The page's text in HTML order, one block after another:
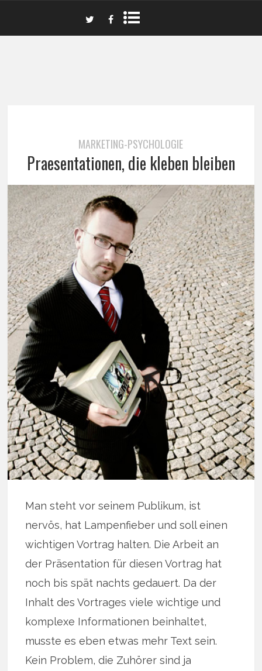
MARKETING-PSYCHOLOGIE
Praesentationen, die kleben bleiben
Man steht vor seinem Publikum, ist
nervös, hat Lampenfieber und soll einen
wichtigen Vortrag halten. Die Arbeit an
der Präsentation für diesen Vortrag hat
noch bis spät nachts gedauert. Da der
Inhalt des Vortrages viele wichtige und
komplexe Informationen beinhaltet,
musste es eben etwas mehr Text sein.
Kein Problem, die Zuhörer sind ja